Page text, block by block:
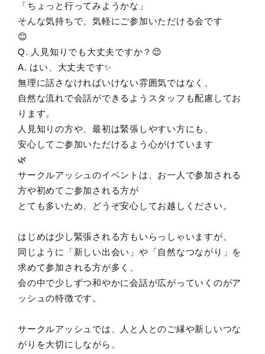
「ちょっと行ってみようかな」
そんな気持ちで、気軽にご参加いただける会です
😊
Q. 人見知りでも大丈夫ですか？😌
A. はい、大丈夫です✨
無理に話さなければいけない雰囲気ではなく、
自然な流れで会話ができるようスタッフも配慮してお
ります。
人見知りの方や、最初は緊張しやすい方にも、
安心してご参加いただけるよう心がけています
🌿
サークルアッシュのイベントは、お一人で参加される
方や初めてご参加される方が
とても多いため、どうぞ安心してお越しください。
はじめは少し緊張される方もいらっしゃいますが、
同じように「新しい出会い」や「自然なつながり」を
求めて参加される方が多く、
会の中で少しずつ和やかに会話が広がっていくのがア
ッシュの特徴です。
サークルアッシュでは、人と人とのご縁や新しいつな
がりを大切にしながら、